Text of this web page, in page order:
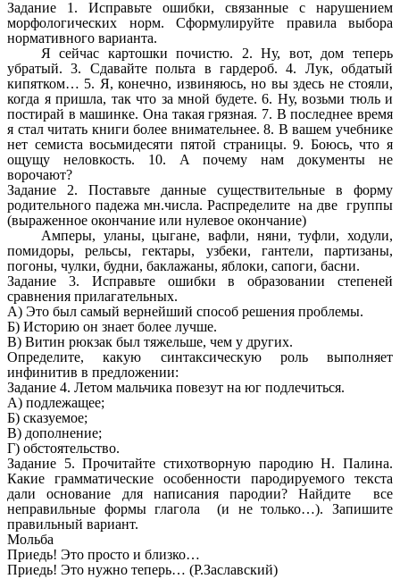
Задание 1. Исправьте ошибки, связанные с нарушением
морфологических норм. Сформулируйте правила выбора
нормативного варианта.
Я сейчас картошки почистю. 2. Ну, вот, дом теперь
убратый. 3. Сдавайте польта в гардероб. 4. Лук, обдатый
кипятком… 5. Я, конечно, извиняюсь, но вы здесь не стояли,
когда я пришла, так что за мной будете. 6. Ну, возьми тюль и
постирай в машинке. Она такая грязная. 7. В последнее время
я стал читать книги более внимательнее. 8. В вашем учебнике
нет семиста восьмидесяти пятой страницы. 9. Боюсь, что я
ощущу неловкость. 10. А почему нам документы не
ворочают?
Задание 2. Поставьте данные существительные в форму
родительного падежа мн.числа. Распределите на две группы
(выраженное окончание или нулевое окончание)
Амперы, уланы, цыгане, вафли, няни, туфли, ходули,
помидоры, рельсы, гектары, узбеки, гантели, партизаны,
погоны, чулки, будни, баклажаны, яблоки, сапоги, басни.
Задание 3. Исправьте ошибки в образовании степеней
сравнения прилагательных.
А) Это был самый вернейший способ решения проблемы.
Б) Историю он знает более лучше.
В) Витин рюкзак был тяжельше, чем у других.
Определите, какую синтаксическую роль выполняет
инфинитив в предложении:
Задание 4. Летом мальчика повезут на юг подлечиться.
А) подлежащее;
Б) сказуемое;
В) дополнение;
Г) обстоятельство.
Задание 5. Прочитайте стихотворную пародию Н. Палина.
Какие грамматические особенности пародируемого текста
дали основание для написания пародии? Найдите все
неправильные формы глагола (и не только…). Запишите
правильный вариант.
Мольба
Приедь! Это просто и близко…
Приедь! Это нужно теперь… (Р.Заславский)